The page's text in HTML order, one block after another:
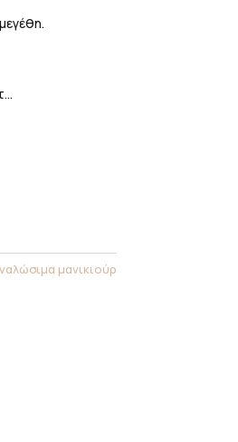
μανικιούρ